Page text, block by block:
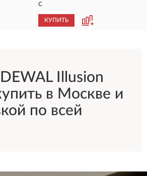
С
КУПИТЬ
Illusion
в Москве и
по всей